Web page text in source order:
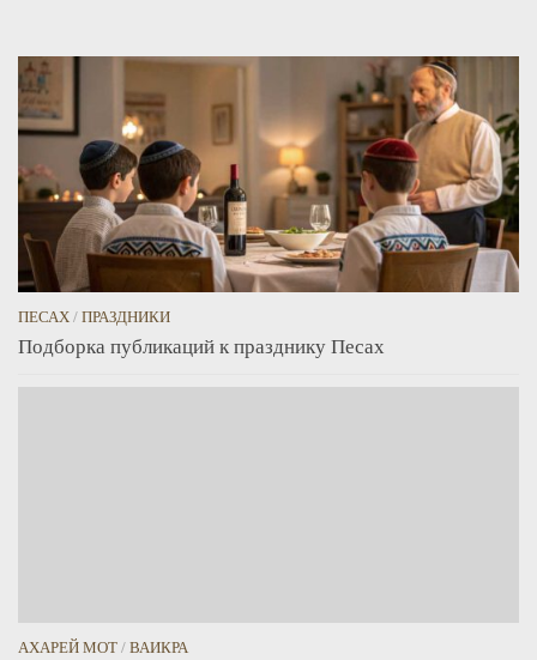
ПЕСАХ/ПРАЗДНИКИ
Подборка публикаций к празднику Песах
АХАРЕЙ МОТ/ВАИКРА